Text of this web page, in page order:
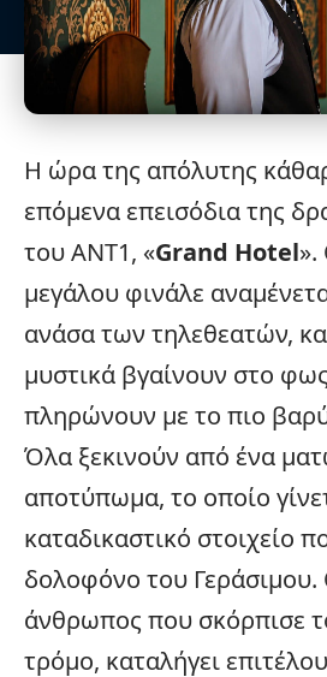
Η ώρα της απόλυτης
επόμενα επεισόδια της
τουΑΝΤ1, «Grand Hotel».
μεγάλου φινάλε
ανάσα των τηλεθεατών,
μυστικά βγαίνουν στο
πληρώνουν με το πιο
Όλα ξεκινούν από ένα
αποτύπωμα, το οποίο
καταδικαστικό στοιχείο
δολοφόνο του Γεράσιμου.
άνθρωπος που σκόρπισε
τρόμο, καταλήγει